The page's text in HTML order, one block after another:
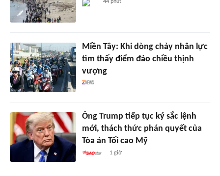
44 phút
Miền Tây: Khi dòng chảy nhân lực
tìm thấy điểm đảo chiều thịnh
vượng
Ông Trump tiếp tục ký sắc lệnh
mới, thách thức phán quyết của
Tòa án Tối cao Mỹ
1 giờ